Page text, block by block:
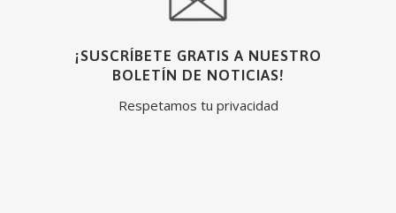
¡SUSCRÍBETE GRATIS A NUESTRO
BOLETÍN DE NOTICIAS!
Respetamos tu privacidad